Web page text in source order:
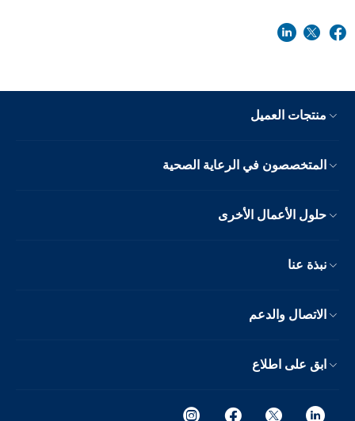
منتجات العميل
المتخصصون في الرعاية الصحية
حلول الأعمال الأخرى
نبذة عنا
الاتصال والدعم
ابق على اطلاع